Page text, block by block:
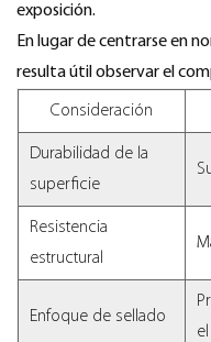
exposición.
En lugar de centrarse en
resulta útil observar el
Consideración
Durabilidad de la
superficie
Resistencia
estructural
Enfoque de sellado